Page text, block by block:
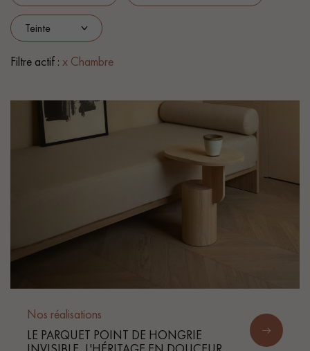
PARQUET VIEILLI
Nos conseillers sont disponibles au
pas dans le choix et la pose de votre parquet.
Filtre actif : x Chambre
Nos réalisations
LE PARQUET POINT DE HONGRIE